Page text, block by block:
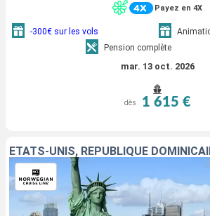
Payez en 4X
-300€ sur les vols
Pension complète
mar. 13 oct. 2026
dès 1 615 €